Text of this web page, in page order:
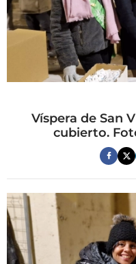
Víspera de San
cubierto.